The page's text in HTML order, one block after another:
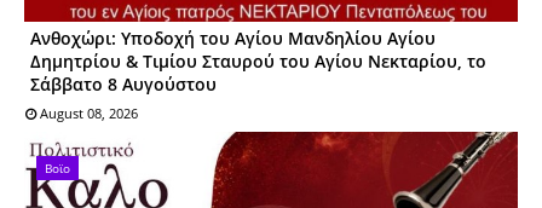
Ανθοχώρι: Υποδοχή του Αγίου Μανδηλίου Αγίου
Δημητρίου & Τιμίου Σταυρού του Αγίου Νεκταρίου, το
Σάββατο 8 Αυγούστου
August 08, 2026
Βοϊο